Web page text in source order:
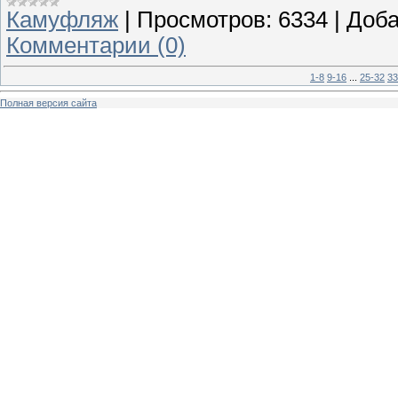
Камуфляж | Просмотров: 6334 |
Комментарии (0)
1-8 9-16 25-32
Полная версия сайта